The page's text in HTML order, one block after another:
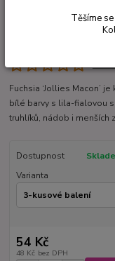
Fuchsia ‘Jollies Macon’
bílé barvy s lila-fialovou
truhlíků, nádob i menších
Dostupnost
Varianta
54 Kč
48 Kč bez DPH
Těšíme